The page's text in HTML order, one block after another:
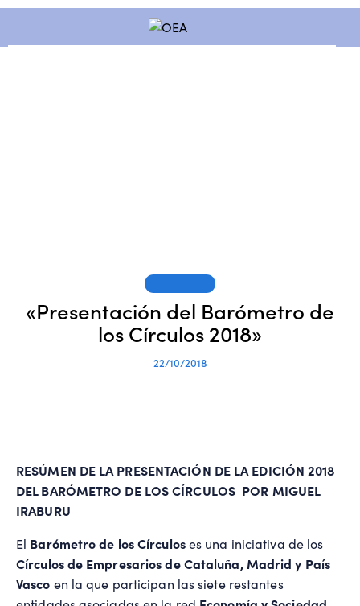
«Presentación del Barómetro de
los Círculos 2018»
22/10/2018
RESÚMEN DE LA PRESENTACIÓN DE LA EDICIÓN 2018
DEL BARÓMETRO DE LOS CÍRCULOS POR MIGUEL
IRABURU
El Barómetro de los Círculoses una iniciativa de los
Círculos de Empresarios de Cataluña, Madrid y País
Vasco en la que participan las siete restantes